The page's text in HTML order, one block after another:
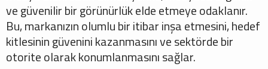
ve güvenilir bir görünürlük elde etmeye odaklanır.
Bu, markanızın olumlu bir itibar inşa etmesini, hedef
kitlesinin güvenini kazanmasını ve sektörde bir
otorite olarak konumlanmasını sağlar.